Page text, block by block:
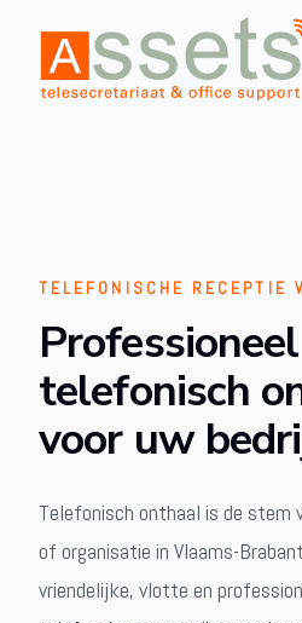
TELEFONISCHE RECEPTIE
Professioneel
telefonisch
voor uw
Telefonisch onthaal is de stem
of organisatie in Vlaams-
vriendelijke, vlotte en